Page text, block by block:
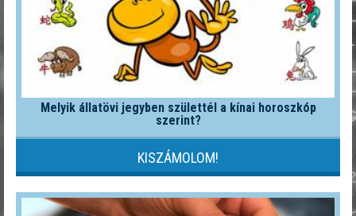
Melyik állatövi jegyben születtél a kínai horoszkóp
szerint?
KISZÁMOLOM!